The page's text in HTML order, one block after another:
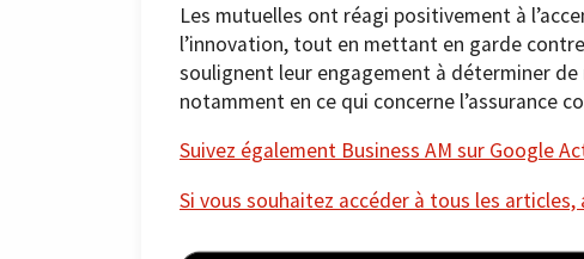
Les mutuelles ont réagi positivement à
l’innovation, tout en mettant en garde
soulignent leur engagement à déterminer
notamment en ce qui concerne l’assurance
Suivez également Business AM sur Google
Si vous souhaitez accéder à tous les articles,